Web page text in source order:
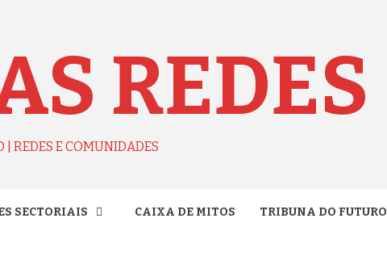
REDES
REDES E COMUNIDADES
SECTORIAIS CAIXA DE MITOS TRIBUNA DO FUTURO